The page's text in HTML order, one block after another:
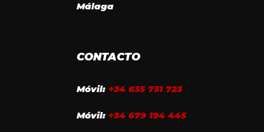
Málaga
CONTACTO
Móvil: +34 635 751 723
Móvil: +34 679 194 445